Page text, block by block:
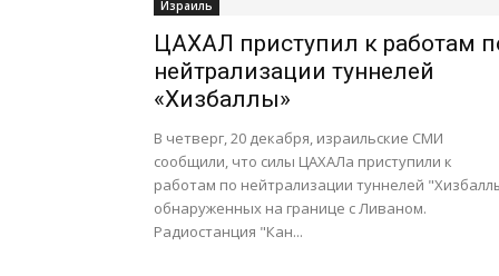
Израиль
ЦАХАЛ приступил к работам
нейтрализации туннелей
«Хизбаллы»
В четверг, 20 декабря, израильские СМИ
сообщили, что силы ЦАХАЛа приступили к
работам по нейтрализации туннелей
обнаруженных на границе с Ливаном.
Радиостанция "Кан...